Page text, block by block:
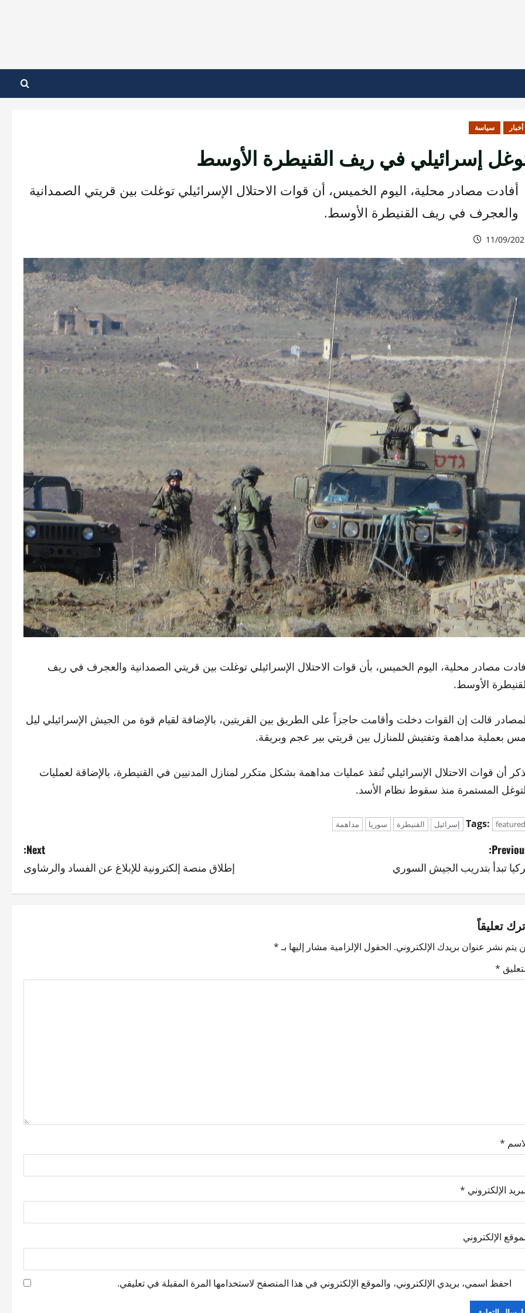
أخبار سياسة
إسرائيلي في ريف القنيطرة الأوسط
أفادت مصادر محلية، اليوم الخميس، أن قوات الاحتلال الإسرائيلي توغلت بين قريتي الصمدانية
والعجرف في ريف القنيطرة الأوسط.
11/09/
مصادر محلية، اليوم الخميس، بأن قوات الاحتلال الإسرائيلي توغلت بين قريتي الصمدانية والعجرف في ريف
الأوسط.
قالت إن القوات دخلت وأقامت حاجزاً على الطريق بين القريتين، بالإضافة لقيام قوة من الجيش الإسرائيلي ليل
بعملية مداهمة وتفتيش للمنازل بين قريتي بير عجم وبريقة.
أن قوات الاحتلال الإسرائيلي تُنفذ عمليات مداهمة بشكل متكرر لمنازل المدنيين في القنيطرة، بالإضاقة لعمليات
المستمرة منذ سقوط نظام الأسد.
Tags: featured إسرائيل القنيطرة سوريا مداهمة
تبدأ بتدريب الجيش السوري
Next:
إطلاق منصة إلكترونية للإبلاغ عن الفساد والرشاوى
تعليقاً
يتم نشر عنوان بريدك الإلكتروني. الحقول الإلزامية مشار إليها بـ*
*
*
الإلكتروني *
الإلكتروني
احفظ اسمي، بريدي الإلكتروني، والموقع الإلكتروني في هذا المتصفح لاستخدامها المرة المقبلة في تعليقي.